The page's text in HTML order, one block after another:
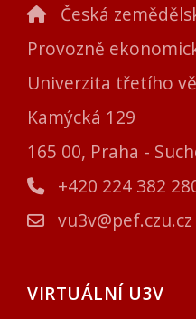
Česká
Provozně
Univerzita třetího
Kamýcká 129
165 00, Praha -
+420 224 382
vu3v@pef.czu.cz
VIRTUÁLNÍ U3V